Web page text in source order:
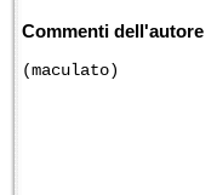
Commenti dell'autore
(maculato)